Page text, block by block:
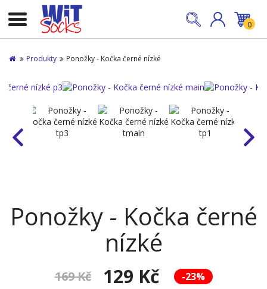
0
Produkty Ponožky - Kočka černé nízké
Ponožky - Kočka černé
nízké
-23%
169 Kč 129 Kč